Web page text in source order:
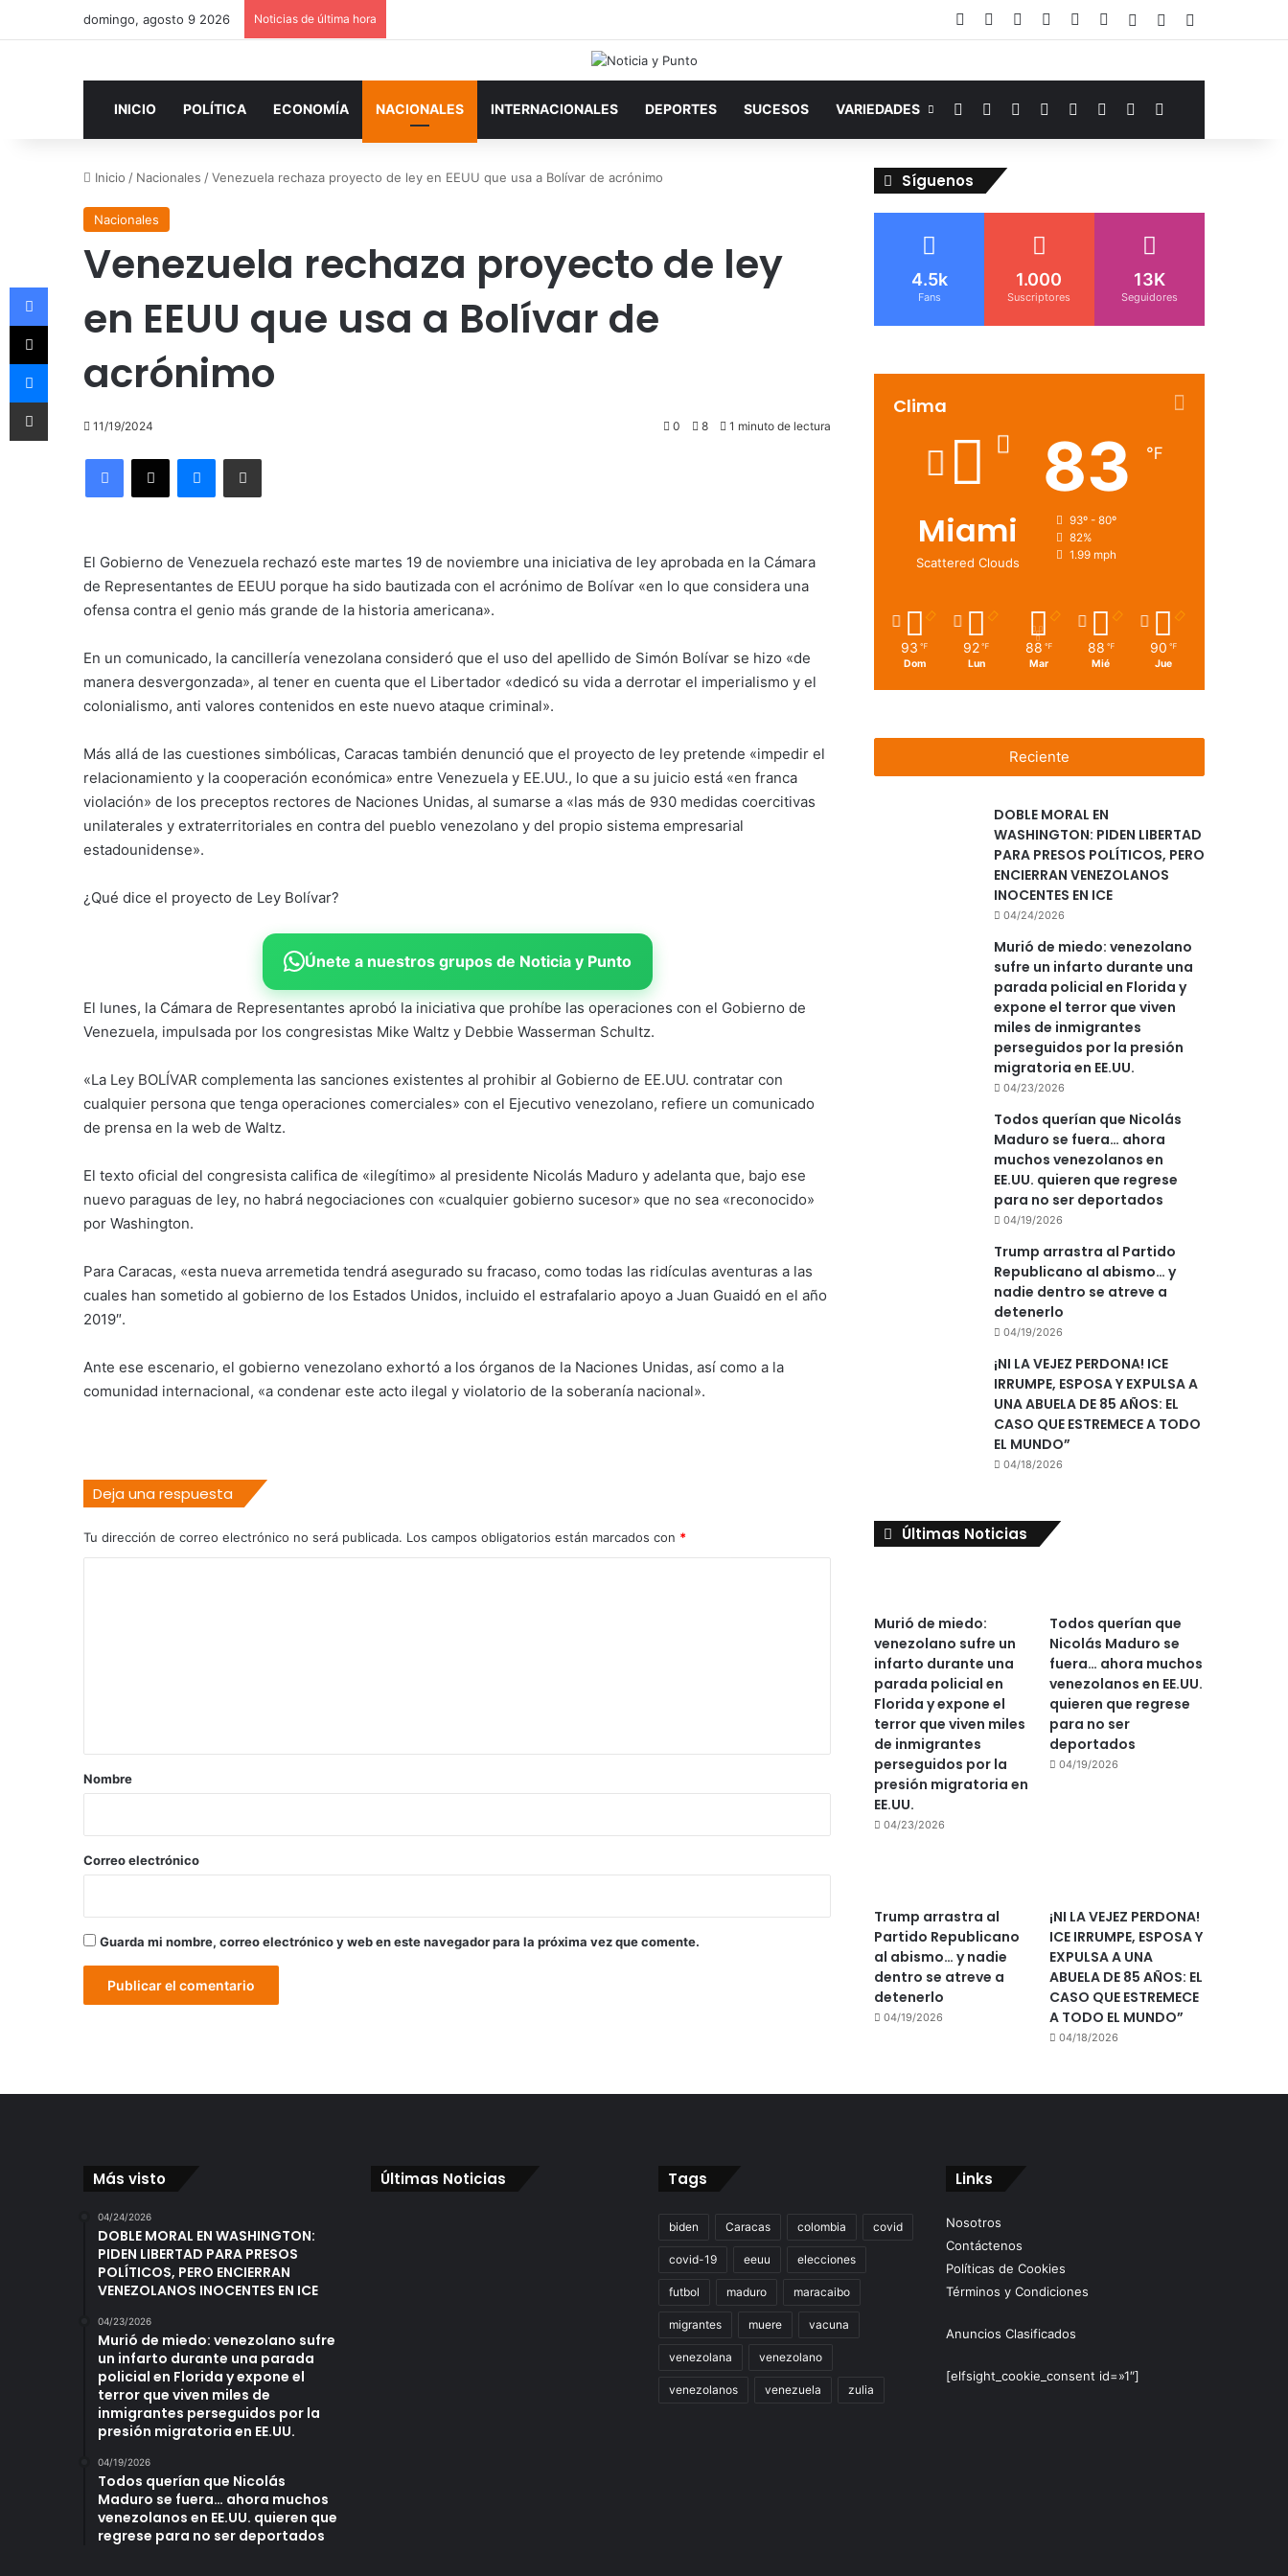
domingo, agosto 9 2026 Noticias de última hora FacebookYouTubeInstagramTelegramWhatsAppGoogle Noticias
AccesoPublicación al
INICIO POLÍTICA ECONOMÍA NACIONALES INTERNACIONALES DEPORTES SUCESOS VARIEDADES FacebookYouTubeInstagramTelegramWhatsAppGoogle Noticias
Switch skin
Inicio / Nacionales /Venezuela rechaza proyecto de ley en EEUU que usa a Bolívar de acrónimo
Nacionales
Venezuela rechaza proyecto de ley
en EEUU que usa a Bolívar de
acrónimo
11/19/2024 0 8 1 minuto de lectura
Facebook
X MessengerCompartir por correo electrónico
El Gobierno de Venezuela rechazó este martes 19 de noviembre una iniciativa de ley aprobada en la Cámara
de Representantes de EEUU porque ha sido bautizada con el acrónimo de Bolívar «en lo que considera una
ofensa contra el genio más grande de la historia americana».
En un comunicado, la cancillería venezolana consideró que el uso del apellido de Simón Bolívar se hizo «de
manera desvergonzada», al tener en cuenta que el Libertador «dedicó su vida a derrotar el imperialismo y el
colonialismo, anti valores contenidos en este nuevo ataque criminal».
Más allá de las cuestiones simbólicas, Caracas también denunció que el proyecto de ley pretende «impedir el
relacionamiento y la cooperación económica» entre Venezuela y EE.UU., lo que a su juicio está «en franca
violación» de los preceptos rectores de Naciones Unidas, al sumarse a «las más de 930 medidas coercitivas
unilaterales y extraterritoriales en contra del pueblo venezolano y del propio sistema empresarial
estadounidense».
¿Qué dice el proyecto de Ley Bolívar?
Únete a nuestros grupos de Noticia y Punto
El lunes, la Cámara de Representantes aprobó la iniciativa que prohíbe las operaciones con el Gobierno de
Venezuela, impulsada por los congresistas Mike Waltz y Debbie Wasserman Schultz.
«La Ley BOLÍVAR complementa las sanciones existentes al prohibir al Gobierno de EE.UU. contratar con
cualquier persona que tenga operaciones comerciales» con el Ejecutivo venezolano, refiere un comunicado
de prensa en la web de Waltz.
El texto oficial del congresista califica de «ilegítimo» al presidente Nicolás Maduro y adelanta que, bajo ese
nuevo paraguas de ley, no habrá negociaciones con «cualquier gobierno sucesor» que no sea «reconocido»
por Washington.
Para Caracas, «esta nueva arremetida tendrá asegurado su fracaso, como todas las ridículas aventuras a las
cuales han sometido al gobierno de los Estados Unidos, incluido el estrafalario apoyo a Juan Guaidó en el año
2019″.
Ante ese escenario, el gobierno venezolano exhortó a los órganos de la Naciones Unidas, así como a la
comunidad internacional, «a condenar este acto ilegal y violatorio de la soberanía nacional».
Deja una respuesta
Tu dirección de correo electrónico no será publicada. Los campos obligatorios están marcados con *
r
*
Nombre
Correo electrónico
Guarda mi nombre, correo electrónico y web en este navegador para la próxima vez que comente.
Síguenos
4.5k
Fans
1.000
Suscriptores
13K
Seguidores
Clima
Miami
Scattered Clouds
83 ℉
93º - 80º
82%
1.99 mph
93 ℉
Dom
92 ℉
Lun
88 ℉
Mar
88 ℉
Mié
90 ℉
Jue
Reciente
DOBLE MORAL EN
WASHINGTON: PIDEN LIBERTAD
PARA PRESOS POLÍTICOS, PERO
ENCIERRAN VENEZOLANOS
INOCENTES EN ICE
04/24/2026
Murió de miedo: venezolano
sufre un infarto durante una
parada policial en Florida y
expone el terror que viven
miles de inmigrantes
perseguidos por la presión
migratoria en EE.UU.
04/23/2026
Todos querían que Nicolás
Maduro se fuera… ahora
muchos venezolanos en
EE.UU. quieren que regrese
para no ser deportados
04/19/2026
Trump arrastra al Partido
Republicano al abismo… y
nadie dentro se atreve a
detenerlo
04/19/2026
¡NI LA VEJEZ PERDONA! ICE
IRRUMPE, ESPOSA Y EXPULSA A
UNA ABUELA DE 85 AÑOS: EL
CASO QUE ESTREMECE A TODO
EL MUNDO”
04/18/2026
Últimas Noticias
Murió de miedo:
venezolano sufre un
infarto durante una
parada policial en
Florida y expone el
terror que viven miles
de inmigrantes
perseguidos por la
presión migratoria en
EE.UU.
04/23/2026
Todos querían que
Nicolás Maduro se
fuera… ahora muchos
venezolanos en EE.UU.
quieren que regrese
para no ser
deportados
04/19/2026
Trump arrastra al
Partido Republicano
al abismo… y nadie
dentro se atreve a
detenerlo
04/19/2026
¡NI LA VEJEZ PERDONA!
ICE IRRUMPE, ESPOSA Y
EXPULSA A UNA
ABUELA DE 85 AÑOS: EL
CASO QUE ESTREMECE
A TODO EL MUNDO”
04/18/2026
Más visto
04/24/2026
DOBLE MORAL EN WASHINGTON:
PIDEN LIBERTAD PARA PRESOS
POLÍTICOS, PERO ENCIERRAN
VENEZOLANOS INOCENTES EN ICE
04/23/2026
Murió de miedo: venezolano sufre
un infarto durante una parada
policial en Florida y expone el
terror que viven miles de
inmigrantes perseguidos por la
presión migratoria en EE.UU.
04/19/2026
Todos querían que Nicolás
Maduro se fuera… ahora muchos
venezolanos en EE.UU. quieren que
regrese para no ser deportados
Últimas Noticias Tags
biden Caracas colombia covid
covid-19 eeuu elecciones
futbol maduro maracaibo
migrantes muere vacuna
venezolana venezolano
venezolanos venezuela zulia
Links
Nosotros
Contáctenos
Políticas de Cookies
Términos y Condiciones
Anuncios Clasificados
[elfsight_cookie_consent id=»1″]
Facebook
X
Messenger
Compartir por correo electrónico